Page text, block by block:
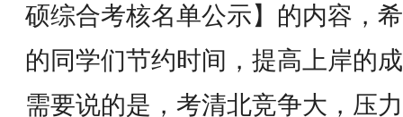
硕综合考核名单公示】的内容，
的同学们节约时间，提高上岸的
需要说的是，考清北竞争大，压